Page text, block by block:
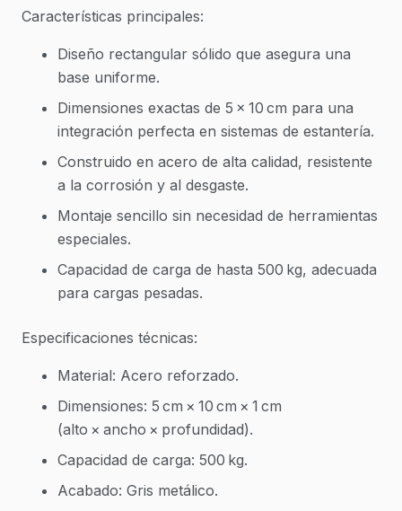
Características principales:
Diseño rectangular sólido que asegura una
base uniforme.
Dimensiones exactas de 5 × 10 cm para una
integración perfecta en sistemas de estantería.
Construido en acero de alta calidad, resistente
a la corrosión y al desgaste.
Montaje sencillo sin necesidad de herramientas
especiales.
Capacidad de carga de hasta 500 kg, adecuada
para cargas pesadas.
Especificaciones técnicas:
Material: Acero reforzado.
Dimensiones: 5 cm × 10 cm × 1 cm
(alto × ancho × profundidad).
Capacidad de carga: 500 kg.
Acabado: Gris metálico.